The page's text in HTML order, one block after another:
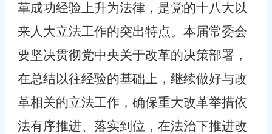
革成功经验上升为法律，是党的十八大以
来人大立法工作的突出特点。本届常委会
要坚决贯彻党中央关于改革的决策部署，
在总结以往经验的基础上，继续做好与改
革相关的立法工作，确保重大改革举措依
法有序推进、落实到位，在法治下推进改